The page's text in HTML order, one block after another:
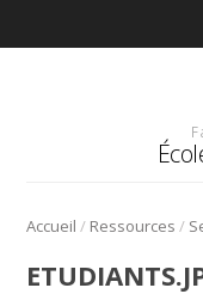
Accueil / Ressources /